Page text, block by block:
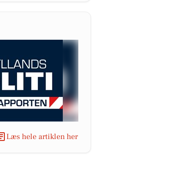
Læs hele artiklen her